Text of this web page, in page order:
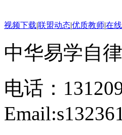
视频下载|联盟动态|优质教师|在
中华易学自
电话：